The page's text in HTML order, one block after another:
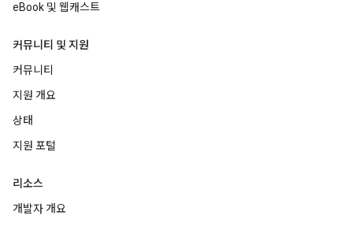
eBook 및 웹캐스트
커뮤니티 및 지원
커뮤니티
지원 개요
상태
지원 포털
리소스
개발자 개요